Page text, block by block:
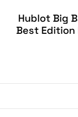
Hublot Big
Best Edition